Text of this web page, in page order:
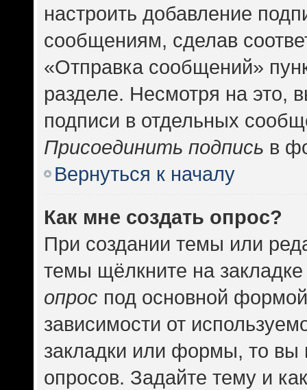
настроить добавление
сообщениям, сделав
«Отправка сообщений»
разделе. Несмотря на это,
подписи в отдельных
Присоединить подпись в
Вернуться к началу
Как мне создать опрос?
При создании темы или
темы щёлкните на
опрос под основной
зависимости от
закладки или формы, то вы
опросов. Задайте тему и